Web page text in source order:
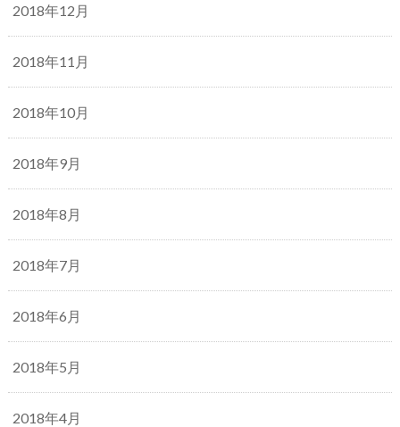
2018年12月
2018年11月
2018年10月
2018年9月
2018年8月
2018年7月
2018年6月
2018年5月
2018年4月